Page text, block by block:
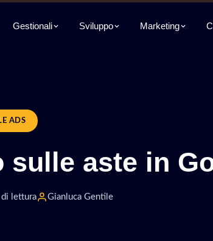
Gestionali Sviluppo Marketing
ADS
aste in
lettura Gianluca Gentile